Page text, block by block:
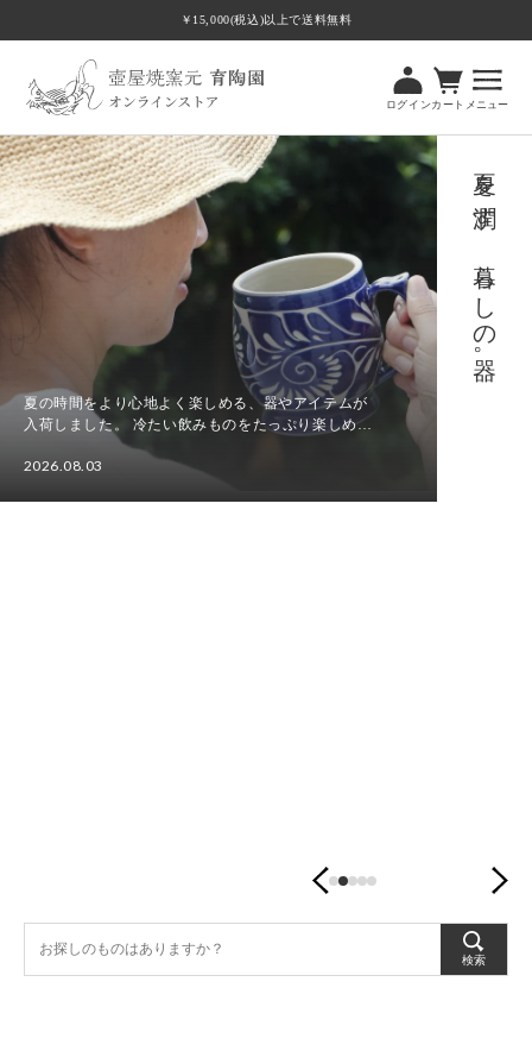
む
￥15,000(税込)以上で送料無料
ログイン カート メニュー
夏を潤す、暮らしの器。
夏の時間をより心地よく楽しめる、器やアイテムが
入荷しました。 冷たい飲みものをたっぷり楽しめる
ビアマグカップやビアカップをはじめ、食卓に涼や
かさを添える水差し、さまざまな場面で使いやすい
2026.08.03
検索